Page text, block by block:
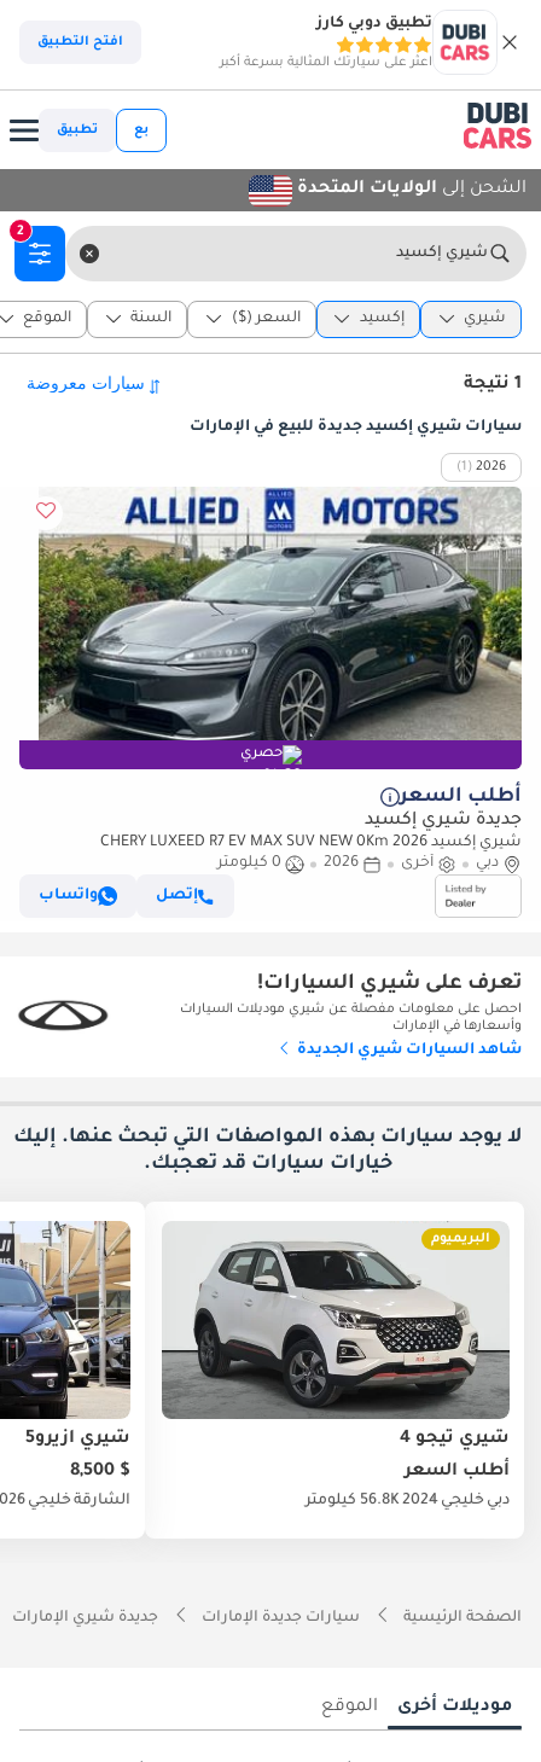
تطبيق دوبي كارز
اعثر على سيارتك المثالية بسرعة أكبر
افتح التطبيق
بع تطبيق
الشحن إلى الولايات المتحدة
شيري إكسيد
2
شيري إكسيد السعر ($) السنة الموقع
1 نتيجة
سيارات شيري إكسيد جديدة للبيع في الإمارات
2026
(1)
حصري
أطلب السعر
جديدة شيري إكسيد
شيري إكسيد 2026 CHERY LUXEED R7 EV MAX SUV NEW 0Km
دبي
أخرى 2026
0 كيلومتر
إتصل
واتساب
تعرف على شيري السيارات!
احصل على معلومات مفصلة عن شيري موديلات السيارات
وأسعارها في الإمارات
شاهد السيارات شيري الجديدة
لا يوجد سيارات بهذه المواصفات التي تبحث عنها. إليك
خيارات سيارات قد تعجبك.
البريميوم
شيري تيجو 4
أطلب السعر
دبي خليجي 202456.8K كيلومتر
شيري ازيرو5
$ 8,500
الشارقة خليجي
الصفحة الرئيسية سيارات جديدة الإمارات جديدة شيري الإمارات
موديلات أخرى الموقع